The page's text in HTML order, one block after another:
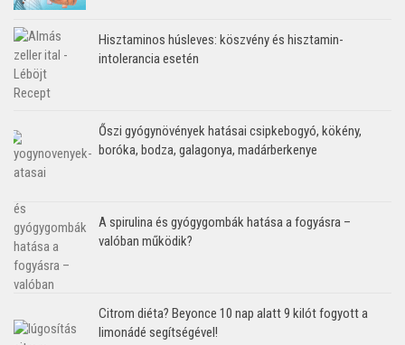
Hisztaminos húsleves: köszvény és hisztamin-
intolerancia esetén
Őszi gyógynövények hatásai csipkebogyó, kökény,
boróka, bodza, galagonya, madárberkenye
A spirulina és gyógygombák hatása a fogyásra –
valóban működik?
Citrom diéta? Beyonce 10 nap alatt 9 kilót fogyott a
limonádé segítségével!